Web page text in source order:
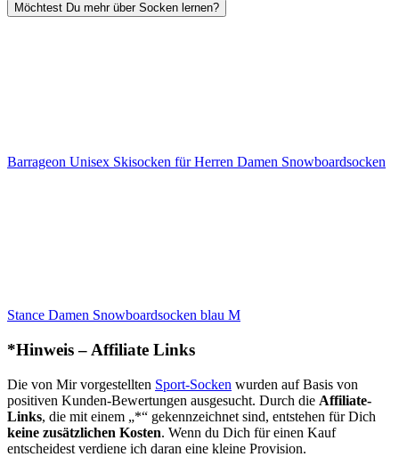
Möchtest Du mehr über Socken lernen?
Barrageon Unisex Skisocken für Herren Damen Snowboardsocken
Stance Damen Snowboardsocken blau M
*Hinweis – Affiliate Links
Die von Mir vorgestellten Sport-Socken wurden auf Basis von
positiven Kunden-Bewertungen ausgesucht. Durch die Affiliate-
Links, die mit einem „*“ gekennzeichnet sind, entstehen für Dich
keine zusätzlichen Kosten. Wenn du Dich für einen Kauf
entscheidest verdiene ich daran eine kleine Provision.